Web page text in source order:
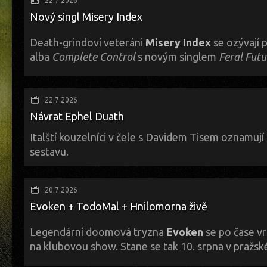
4.9. – Bojiště, Trutnov (CZ)
5.9. – Metal Hrad, Ostrava (CZ)
8.9. – Aligator Crystal, Bratislava (SK)
9.9. – Escape Metalcorner, Vienna (AT)
Nový singl Misery Index
Death-grindoví veteráni Misery Index se ozývají
alba Complete Controls novým singlem Feral
22.7.2026
Návrat Ephel Duath
Italští kouzelníci v čele s Davidem Tisem
sestavu.
jinak známý z působení v deathmetalové formaci
prádelních šňůr, jinak se začne nudit. Máme se na co těšit? Třeba na
20.7.2026
Evoken + TodoMal + Hnilomorna živě
Legendární doomová tryzna Evoken se po čase
na klubovou show. Stane se tak 10. srpna v